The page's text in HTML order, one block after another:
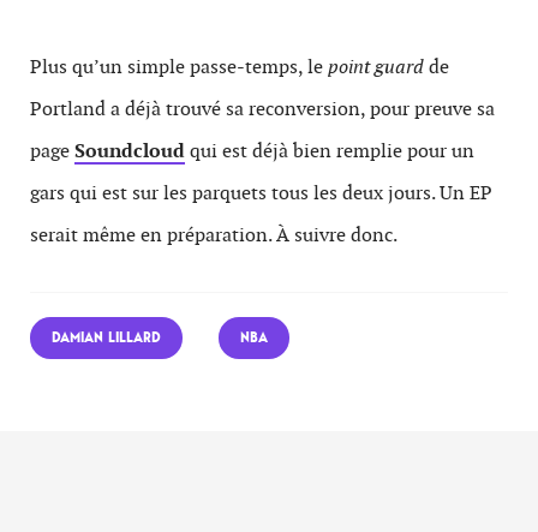
Plus qu’un simple passe-temps, lepoint guardde
Portland a déjà trouvé sa reconversion, pour preuve sa
pageSoundcloudqui est déjà bien remplie pour un
gars qui est sur les parquets tous les deux jours. Un EP
serait même en préparation. À suivre donc.
DAMIAN LILLARD NBA